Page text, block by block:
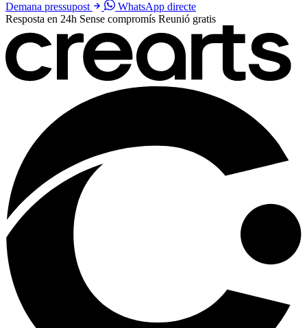
Demana pressupost
WhatsApp directe
Resposta en 24h Sense compromís Reunió gratis